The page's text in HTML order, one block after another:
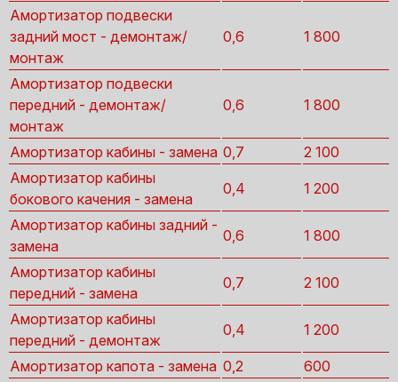
Амортизатор подвески
задний мост - демонтаж/
монтаж
0,6 1 800
Амортизатор подвески
передний - демонтаж/
монтаж
0,6 1 800
Амортизатор кабины - замена 0,7
2 100
Амортизатор кабины
бокового качения - замена
0,4 1 200
Амортизатор кабины задний -
замена
0,6 1 800
Амортизатор кабины
передний - замена
0,7 2 100
Амортизатор кабины
передний - демонтаж
0,4 1 200
Амортизатор капота - замена 0,2
600